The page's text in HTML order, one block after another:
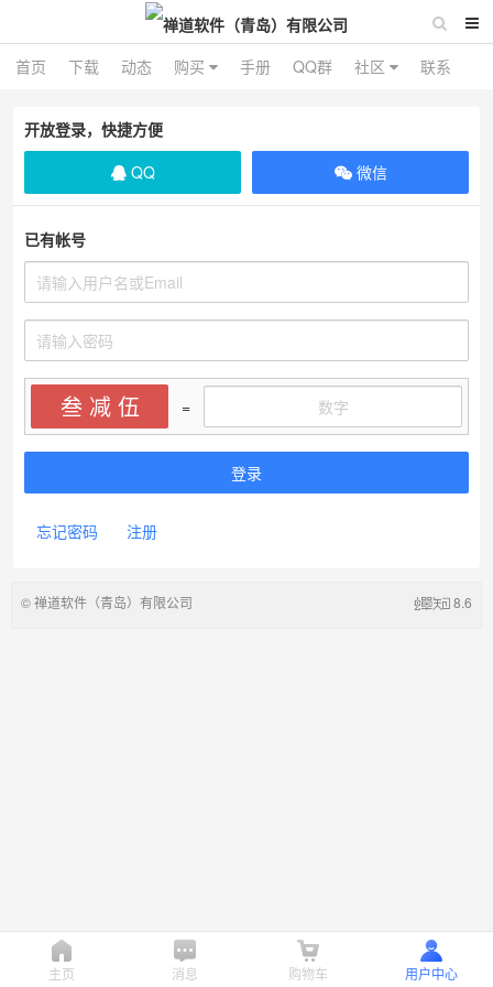
首页 下载 动态 购买 手册 QQ群 社区 联系
开放登录，快捷方便
QQ
微信
已有帐号
叁 减 伍 =
忘记密码 注册
©禅道软件（青岛）有限公司 8.6
主页 消息 购物车 用户中心